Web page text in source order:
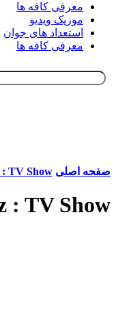
معرفی کافه ها
موزیک ویدیو
استعداد های جوان
معرفی کافه ها
صفحه اصلی : TV Show
: TV Show